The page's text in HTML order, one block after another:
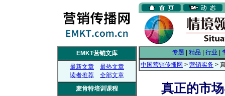
EMKT营销文库
最新文章
最热文章
读者推荐
全部文章
麦肯特培训课程
专题 精品 行业
中国营销传播网 > 营销实务 >
真正的市